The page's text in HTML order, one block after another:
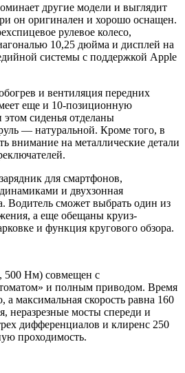
другие модели и выглядит
он оригинален и хорошо оснащен.
рулевое колесо,
10,25 дюйма и дисплей на
системы с поддержкой Apple
и вентиляция передних
еще и 10-позиционную
этом сиденья отделаны
— натуральной. Кроме того, в
внимание на металлические детали
для смартфонов,
и двухзонная
Водитель сможет выбрать один из
а еще обещаны круиз-
и функция кругового обзора.
500 Нм) совмещен с
и полным приводом. Время
а максимальная скорость равна 160
неразрезные мосты спереди и
дифференциалов и клиренс 250
проходимость.